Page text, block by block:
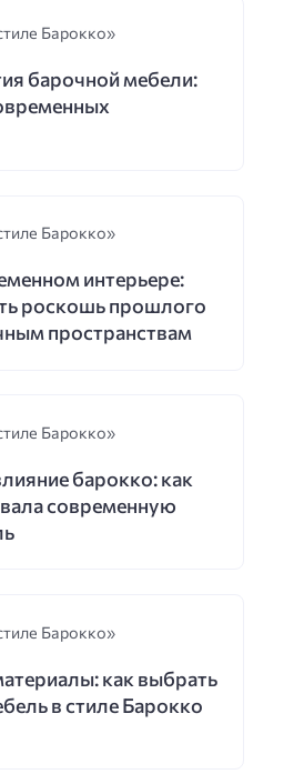
Барокко»
барочной мебели:
Барокко»
интерьере:
роскошь прошлого
пространствам
Барокко»
барокко: как
современную
Барокко»
как выбрать
в стиле Барокко